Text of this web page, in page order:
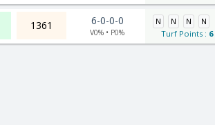
1361 6-0-0-0
V0% • P0%
N N N
N
Turf Points : 6